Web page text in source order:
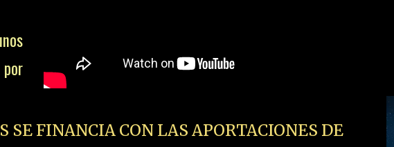
SE FINANCIA CON LAS APORTACIONES DE